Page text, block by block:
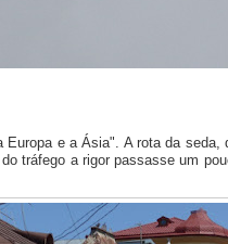
e a Ásia". A rota da seda,
tráfego a rigor passasse um